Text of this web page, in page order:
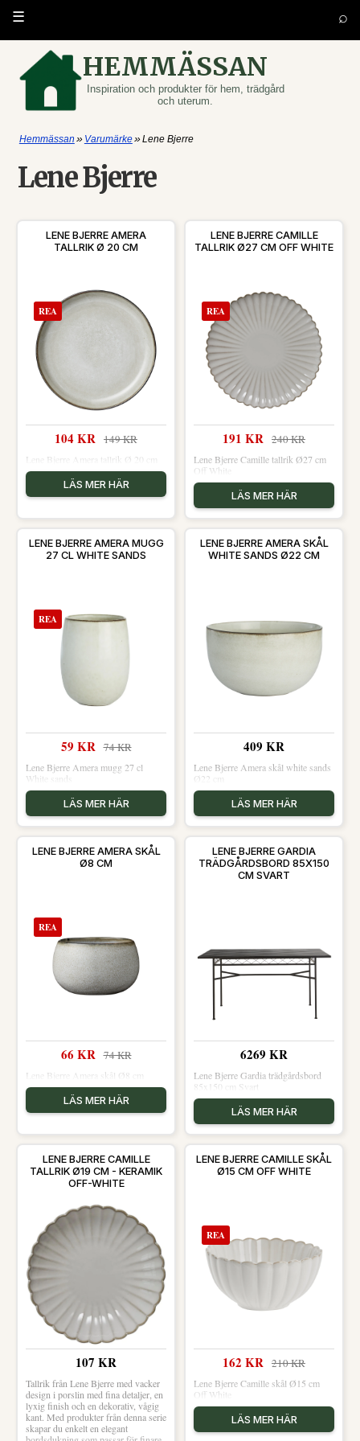
HEMMÄSSAN
Inspiration och produkter för hem, trädgård
och uterum.
☰ ⌕
Hemmässan » Varumärke»Lene Bjerre
Lene Bjerre
LENE BJERRE AMERA
TALLRIK Ø 20 CM
REA
104 KR 149 KR
Lene Bjerre Amera tallrik Ø 20 cm
LÄS MER HÄR
LENE BJERRE CAMILLE
TALLRIK Ø27 CM OFF WHITE
REA
191 KR 240 KR
Lene Bjerre Camille tallrik Ø27 cm
Off White
LÄS MER HÄR
LENE BJERRE AMERA MUGG
27 CL WHITE SANDS
REA
59 KR 74 KR
Lene Bjerre Amera mugg 27 cl
White sands
LÄS MER HÄR
LENE BJERRE AMERA SKÅL
WHITE SANDS Ø22 CM
409 KR
Lene Bjerre Amera skål white sands
Ø22 cm
LÄS MER HÄR
LENE BJERRE AMERA SKÅL
Ø8 CM
REA
66 KR 74 KR
Lene Bjerre Amera skål Ø8 cm
LÄS MER HÄR
LENE BJERRE GARDIA
TRÄDGÅRDSBORD 85X150
CM SVART
6269 KR
Lene Bjerre Gardia trädgårdsbord
85x150 cm Svart
LÄS MER HÄR
LENE BJERRE CAMILLE
TALLRIK Ø19 CM - KERAMIK
OFF-WHITE
107 KR
Tallrik från Lene Bjerre med vacker
design i porslin med fina detaljer, en
lyxig finish och en dekorativ, vågig
kant. Med produkter från denna serie
skapar du enkelt en elegant
LENE BJERRE CAMILLE SKÅL
Ø15 CM OFF WHITE
REA
162 KR 210 KR
Lene Bjerre Camille skål Ø15 cm
Off White
LÄS MER HÄR